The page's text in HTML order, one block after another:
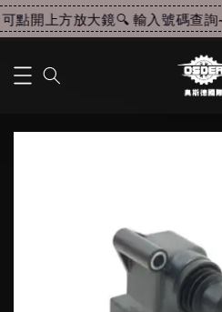
點開上方放大鏡🔍 輸入號碼查詢